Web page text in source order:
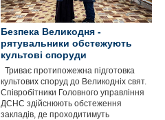
Безпека Великодня -
рятувальники обстежують
культові споруди
Триває протипожежна підготовка
культових споруд до Великодніх свят.
Співробітники Головного управління
ДСНС здійснюють обстеження
закладів, де проходитимуть